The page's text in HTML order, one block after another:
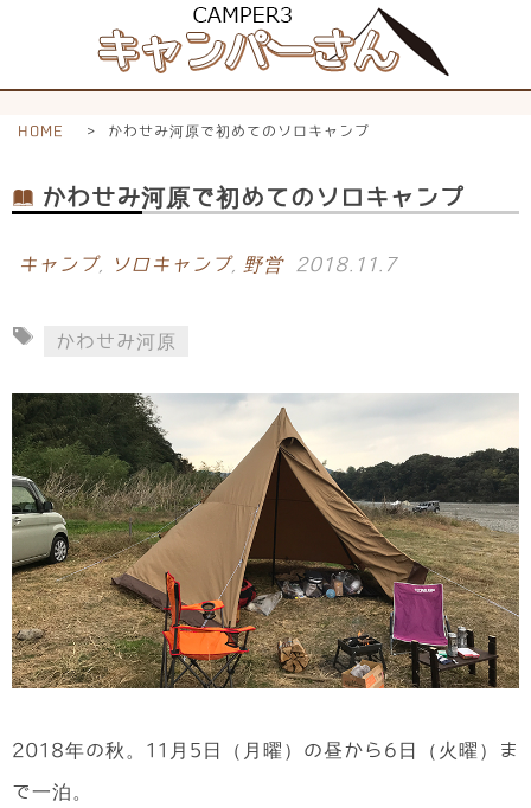
HOME > かわせみ河原で初めてのソロキャンプ
かわせみ河原で初めてのソロキャンプ
キャンプ, ソロキャンプ, 野営 2018.11.7
かわせみ河原
2018年の秋。11月5日（月曜）の昼から6日（火曜）ま
で一泊。